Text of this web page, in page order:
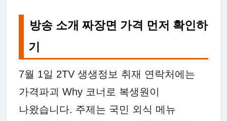
방송 소개 짜장면 가격 먼저 확인하
기
7월 1일 2TV 생생정보 취재 연락처에는
가격파괴 Why 코너로 복생원이
나왔습니다. 주제는 국민 외식 메뉴